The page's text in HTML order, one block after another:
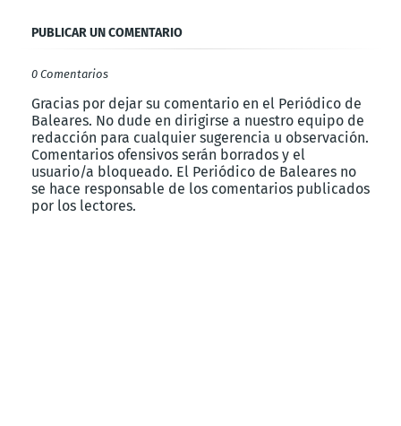
PUBLICAR UN COMENTARIO
0 Comentarios
Gracias por dejar su comentario en el Periódico de
Baleares. No dude en dirigirse a nuestro equipo de
redacción para cualquier sugerencia u observación.
Comentarios ofensivos serán borrados y el
usuario/a bloqueado. El Periódico de Baleares no
se hace responsable de los comentarios publicados
por los lectores.